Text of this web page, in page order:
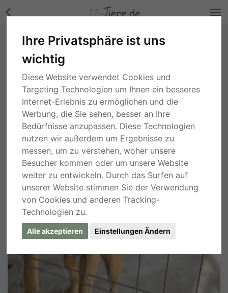
Ihre Privatsphäre ist uns
wichtig
Diese Website verwendet Cookies und
Targeting Technologien um Ihnen ein besseres
Internet-Erlebnis zu ermöglichen und die
Werbung, die Sie sehen, besser an Ihre
Bedürfnisse anzupassen. Diese Technologien
nutzen wir außerdem um Ergebnisse zu
messen, um zu verstehen, woher unsere
Besucher kommen oder um unsere Website
weiter zu entwickeln. Durch das Surfen auf
unserer Website stimmen Sie der Verwendung
von Cookies und anderen Tracking-
Technologien zu.
Alle akzeptieren Einstellungen Ändern
KARIN, Mischling - Hündin Bilder
Berlin, vor 2 Jahren